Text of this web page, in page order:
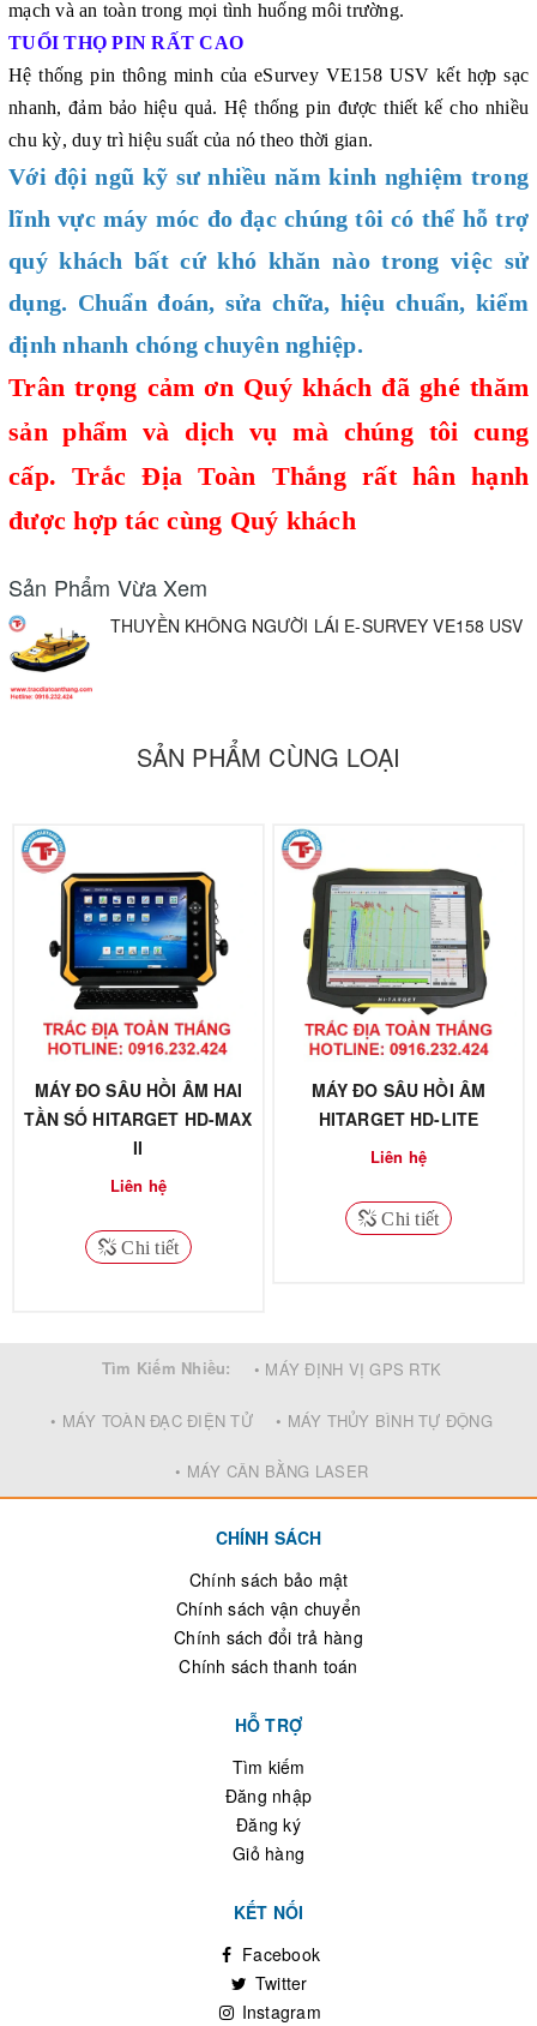
mạch và an toàn trong mọi tình huống môi trường.
TUỔI THỌ PIN RẤT CAO
Hệ thống pin thông minh của eSurvey VE158 USV kết hợp sạc
nhanh, đảm bảo hiệu quả. Hệ thống pin được thiết kế cho nhiều
chu kỳ, duy trì hiệu suất của nó theo thời gian.
Với đội ngũ kỹ sư nhiều năm kinh nghiệm trong
lĩnh vực máy móc đo đạc chúng tôi có thể hỗ trợ
quý khách bất cứ khó khăn nào trong việc sử
dụng. Chuẩn đoán, sửa chữa, hiệu chuẩn, kiểm
định nhanh chóng chuyên nghiệp.
Trân trọng cảm ơn Quý khách đã ghé thăm
sản phẩm và dịch vụ mà chúng tôi cung
cấp.Trắc Địa Toàn Thắngrất hân hạnh
được hợp tác cùng Quý khách
Sản Phẩm Vừa Xem
THUYỀN KHÔNG NGƯỜI LÁI E-SURVEY VE158 USV
SẢN PHẨM CÙNG LOẠI
MÁY ĐO SÂU HỒI ÂM HAI
TẦN SỐ HITARGET HD-MAX
II
Liên hệ
Chi tiết
MÁY ĐO SÂU HỒI ÂM
HITARGET HD-LITE
Liên hệ
Chi tiết
Tìm Kiếm Nhiều: • MÁY ĐỊNH VỊ GPS RTK
• MÁY TOÀN ĐẠC ĐIỆN TỬ • MÁY THỦY BÌNH TỰ ĐỘNG
• MÁY CÂN BẰNG LASER
CHÍNH SÁCH
Chính sách bảo mật
Chính sách vận chuyển
Chính sách đổi trả hàng
Chính sách thanh toán
HỖ TRỢ
Tìm kiếm
Đăng nhập
Đăng ký
Giỏ hàng
KẾT NỐI
Facebook
Twitter
Instagram